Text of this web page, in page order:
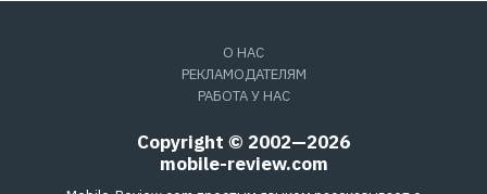
О НАС
РЕКЛАМОДАТЕЛЯМ
РАБОТА У НАС
Copyright © 2002—2026
mobile-review.com